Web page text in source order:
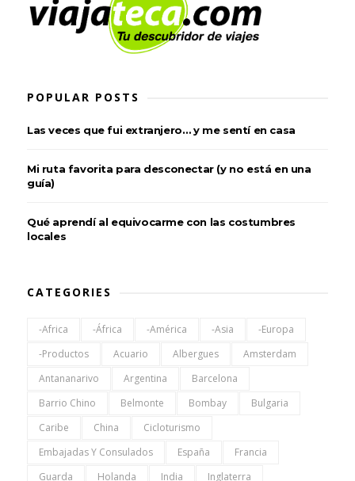
POPULAR POSTS
Las veces que fui extranjero… y me sentí en casa
Mi ruta favorita para desconectar (y no está en una
guía)
Qué aprendí al equivocarme con las costumbres
locales
CATEGORIES
-Africa -África -América -Asia
-Europa
-Productos
Acuario Albergues
Amsterdam
Antananarivo
Argentina
Barcelona
Barrio Chino
Belmonte Bombay
Bulgaria
Caribe
China
Cicloturismo
Embajadas Y Consulados
España
Francia
Guarda
Holanda India
Inglaterra